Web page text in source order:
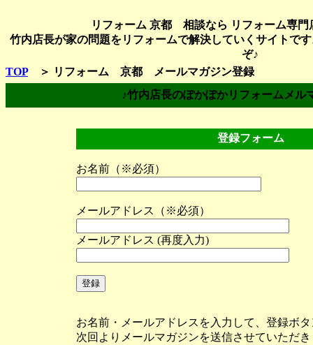
リフォーム 京都 相談なら リフォーム専門
竹内店長が家の問題をリフォームで解決していく サイトで
ぞ♪
TOP＞ リフォーム 京都 メールマガジン登録
♪竹内店長のぽかぽかリフォームメル
登録フォーム
お名前（※必須）
メールアドレス（※必須）
メールアドレス (再度入力)
お名前・メールアドレスを入力して、登録ボ
次回よりメールマガジンを送信させていただ